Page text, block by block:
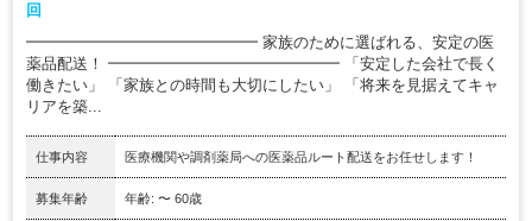
回
━━━━━━━━━━━━━━━ 家族のために選ばれる、安定の医
薬品配送！ ━━━━━━━━━━━━━━━ 「安定した会社で長く
働きたい」 「家族との時間も大切にしたい」 「将来を見据えてキャ
リアを築...
仕事内容 医療機関や調剤薬局への医薬品ルート配送をお任せします！
募集年齢 年齢: 〜 60歳